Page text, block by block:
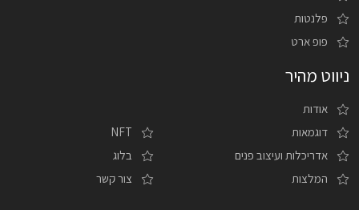
פלנטות
פופ ארט
ניווט מהיר
אודות
דוגמאות
אדריכלות ועיצוב פנים
המלצות
NFT
בלוג
צור קשר